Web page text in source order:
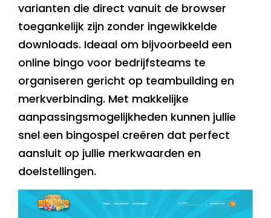
varianten die direct vanuit de browser
toegankelijk zijn zonder ingewikkelde
downloads. Ideaal om bijvoorbeeld een
online bingo voor bedrijfsteams te
organiseren gericht op teambuilding en
merkverbinding. Met makkelijke
aanpassingsmogelijkheden kunnen jullie
snel een bingospel creëren dat perfect
aansluit op jullie merkwaarden en
doelstellingen.